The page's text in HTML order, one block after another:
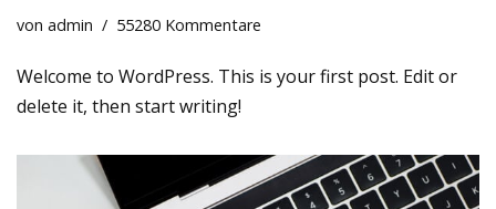
von admin 55280 Kommentare
Welcome to WordPress. This is your first post. Edit or
delete it, then start writing!